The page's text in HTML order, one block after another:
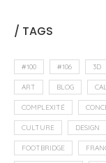
/ TAGS
#100 #106 3D
ART BLOG
COMPLEXITÉ
CULTURE DESIGN
FOOTBRIDGE